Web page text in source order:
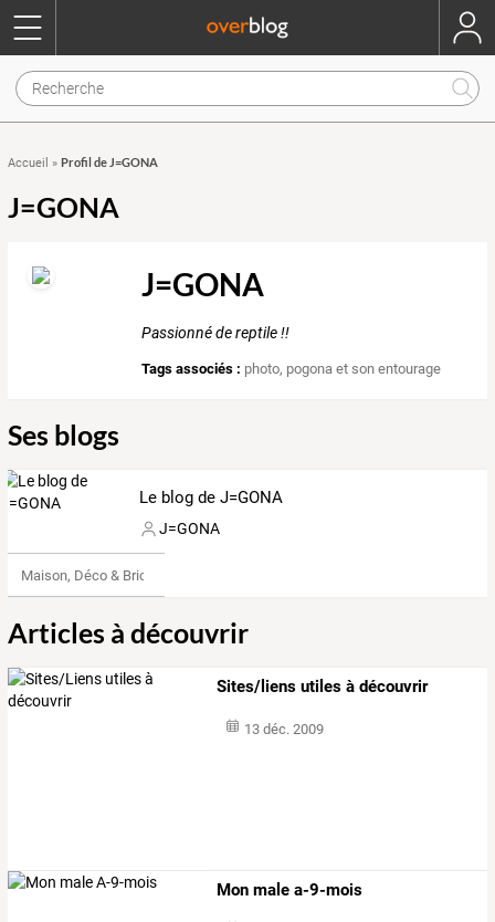
Accueil » Profil de J=GONA
J=GONA
J=GONA
Passionné de reptile !!
Tags associés : photo, pogona et son entourage
Ses blogs
Le blog de J=GONA
J=GONA
Maison, Déco & Bricolage
Articles à découvrir
Sites/liens utiles à découvrir
13 déc. 2009
Mon male a-9-mois